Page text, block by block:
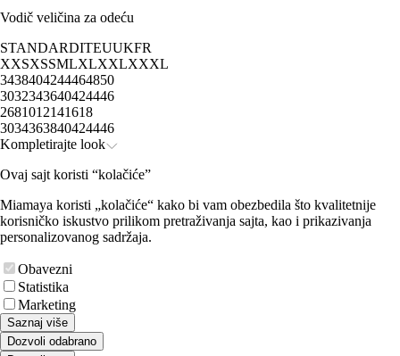
Vodič veličina za odeću
STANDARDITEUUKFR
XXSXSSMLXLXXLXXXL
3438404244464850
3032343640424446
2681012141618
3034363840424446
Kompletirajte look
Ovaj sajt koristi “kolačiće”
Miamaya koristi „kolačiće“ kako bi vam obezbedila što kvalitetnije
korisničko iskustvo prilikom pretraživanja sajta, kao i prikazivanja
personalizovanog sadržaja.
Obavezni
Statistika
Marketing
Saznaj više
Dozvoli odabrano